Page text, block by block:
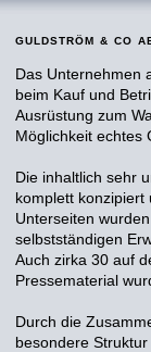
GULDSTRÖM & CO
Das Unternehmen
beim Kauf und
Ausrüstung zum
Möglichkeit echtes
Die inhaltlich sehr
komplett
Unterseiten
selbstständigen
Auch zirka 30 auf
Pressematerial
Durch die
besondere